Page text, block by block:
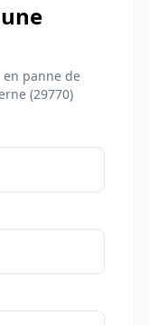
panne de
(29770)